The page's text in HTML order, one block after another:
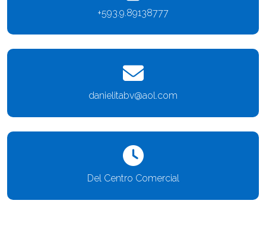
+593.9.89138777
danielitabv@aol.com
Del Centro Comercial